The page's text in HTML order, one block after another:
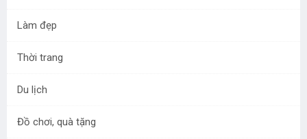
Làm đẹp
Thời trang
Du lịch
Đồ chơi, quà tặng